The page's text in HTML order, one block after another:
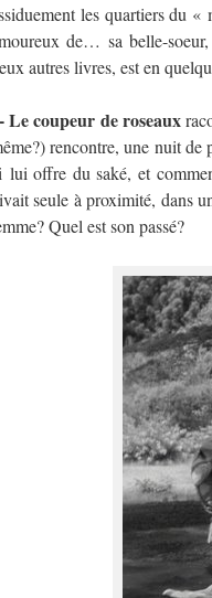
les quartiers du
de… sa belle-
autres livres, est en
Le coupeur de roseaux
rencontre, une nuit
lui offre du saké, et
seule à proximité, dans
Quel est son passé?